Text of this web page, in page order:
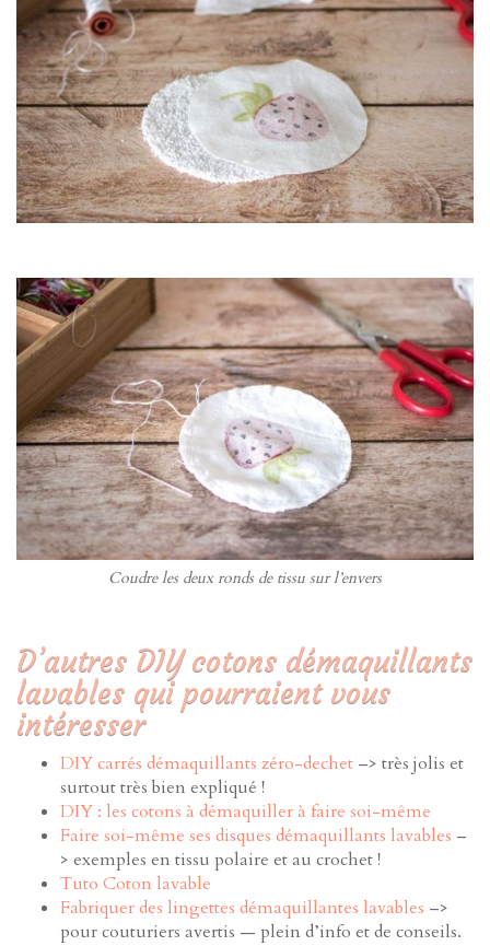
Coudre les deux ronds de tissu sur l’envers
D’autres DIY cotons démaquillants
lavables qui pourraient vous
intéresser
DIY carrés démaquillants zéro-dechet –> très jolis et
surtout très bien expliqué !
DIY : les cotons à démaquiller à faire soi-même
Faire soi-même ses disques démaquillants lavables –
> exemples en tissu polaire et au crochet !
Tuto Coton lavable
Fabriquer des lingettes démaquillantes lavables –>
pour couturiers avertis — plein d’info et de conseils.